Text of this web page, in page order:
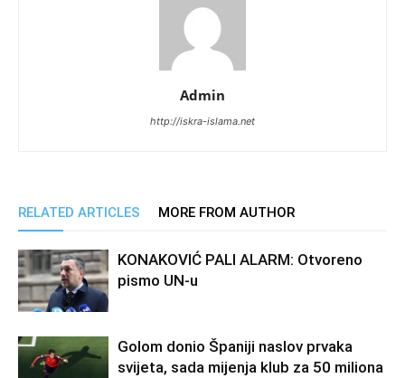
Admin
http://iskra-islama.net
RELATED ARTICLES MORE FROM AUTHOR
KONAKOVIĆ PALI ALARM: Otvoreno
pismo UN-u
Golom donio Španiji naslov prvaka
svijeta, sada mijenja klub za 50 miliona